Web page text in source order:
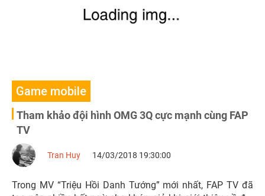
Game mobile
Tham khảo đội hình OMG 3Q cực mạnh cùng FAP
TV
Tran Huy 14/03/2018 19:30:00
Trong MV “Triệu Hồi Danh Tướng” mới nhất, FAP TV đã